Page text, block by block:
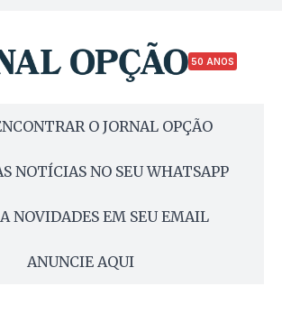
50 ANOS
O JORNAL OPÇÃO
NOTÍCIAS NO SEU WHATSAPP
NOVIDADES EM SEU EMAIL
ANUNCIE AQUI